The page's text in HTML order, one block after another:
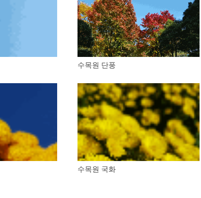
수목원 단풍
수목원 국화